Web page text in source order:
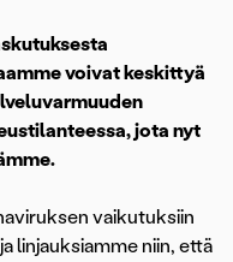
voivat keskittyä
jota nyt
vaikutuksiin
linjauksiamme niin, että